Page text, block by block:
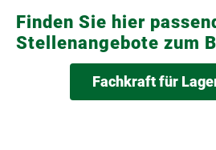
Finden Sie hier
Stellenangebote zum
Fachkraft für